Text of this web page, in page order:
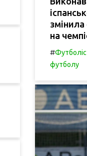
змінила
на
#
футболу